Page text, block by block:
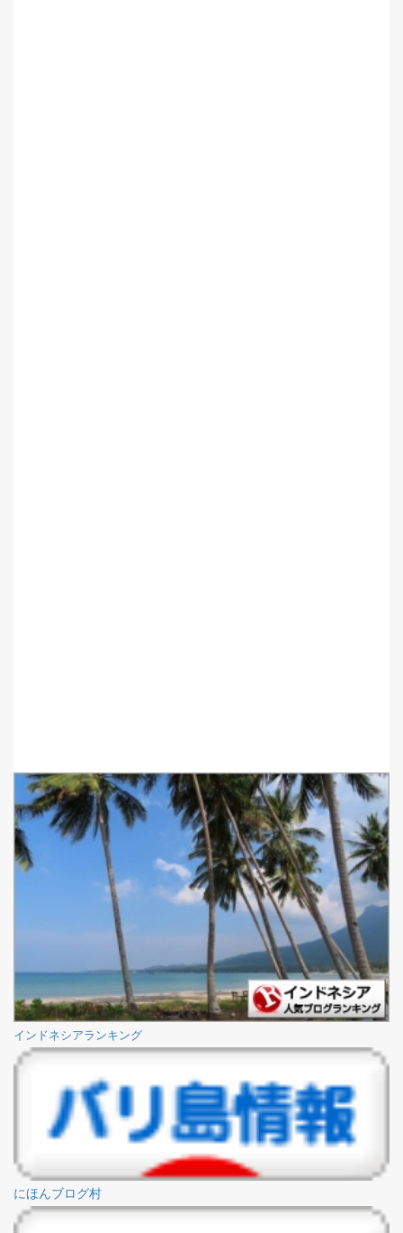
インドネシアランキング
にほんブログ村